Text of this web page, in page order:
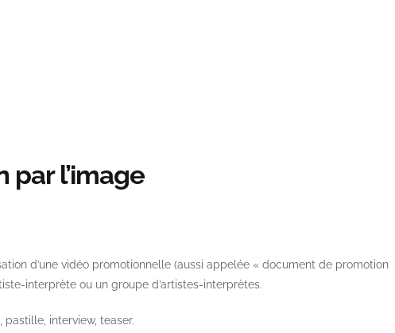
par l’image
d’une vidéo promotionnelle (aussi appelée « document de promotion
interprète ou un groupe d’artistes-interprètes.
pastille, interview, teaser.